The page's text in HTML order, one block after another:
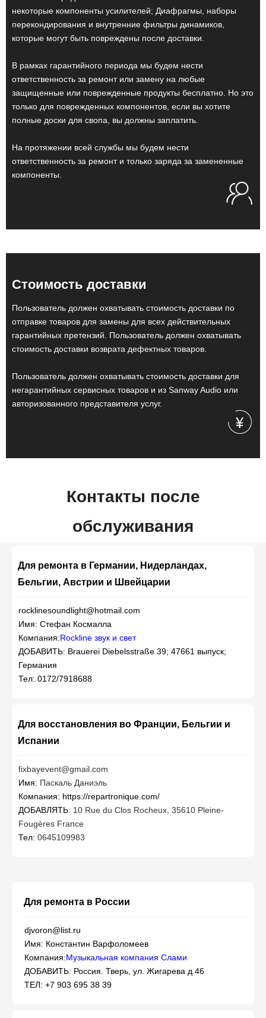
некоторые компоненты усилителей; Диафрагмы, наборы
перекондирования и внутренние фильтры динамиков,
которые могут быть повреждены после доставки.
В рамках гарантийного периода мы будем нести
ответственность за ремонт или замену на любые
защищенные или поврежденные продукты бесплатно. Но это
только для поврежденных компонентов, если вы хотите
полные доски для свопа, вы должны заплатить.
На протяжении всей службы мы будем нести
ответственность за ремонт и только заряда за замененные
компоненты.
Стоимость доставки
Пользователь должен охватывать стоимость доставки по
отправке товаров для замены для всех действительных
гарантийных претензий. Пользователь должен охватывать
стоимость доставки возврата дефектных товаров.
Пользователь должен охватывать стоимость доставки для
негарантийных сервисных товаров и из Sanway Audio или
авторизованного представителя услуг.
Контакты после
обслуживания
Для ремонта в Германии, Нидерландах,
Бельгии, Австрии и Швейцарии
rocklinesoundlight@hotmail.com
Имя: Стефан Космалла
Компания:Rockline звук и свет
ДОБАВИТЬ: Brauerei Diebelsstraße 39; 47661 выпуск;
Германия
Тел: 0172/7918688
Для восстановления во Франции, Бельгии и
Испании
fixbayevent@gmail.com
Имя: Паскаль Даниэль
Компания: https://repartronique.com/
ДОБАВЛЯТЬ: 10 Rue du Clos Rocheux, 35610 Pleine-
Fougères France
Тел: 0645109983
Для ремонта в России
djvoron@list.ru
Имя: Константин Варфоломеев
Компания:Музыкальная компания Слами
ДОБАВИТЬ: Россия. Тверь, ул. Жигарева д.46
ТЕЛ: +7 903 695 38 39